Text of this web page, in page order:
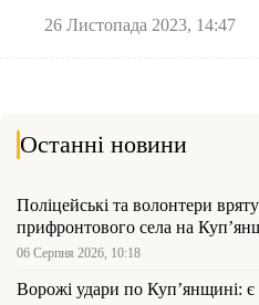
26 Листопада 2023, 14:47
Останні новини
Поліцейські та волонтери
прифронтового села на
06 Серпня 2026, 10:18
Ворожі удари по Куп’янщині: є